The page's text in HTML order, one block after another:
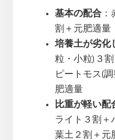
基本の配合：
割＋元肥適量
培養土が劣化
粒・小粒)３
ピートモス(
肥適量
比重が軽い配
ライト３割＋
葉土２割＋元